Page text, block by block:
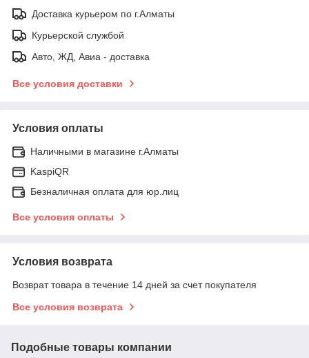
Доставка курьером по г.Алматы
Курьерской службой
Авто, ЖД, Авиа - доставка
Все условия доставки
Условия оплаты
Наличными в магазине г.Алматы
KaspiQR
Безналичная оплата для юр.лиц
Все условия оплаты
Условия возврата
Возврат товара в течение 14 дней за счет покупателя
Все условия возврата
Подобные товары компании